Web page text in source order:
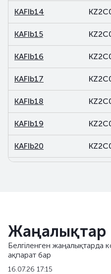
KAFIb14
KAFIb15
KAFIb16
KAFIb17
KAFIb18
KAFIb19
KAFIb20
KAFIb24
KAFIpp1
Жаңалықтар
Белгіленген жаңалықтарда
ақпарат бар
16.07.26 17:15